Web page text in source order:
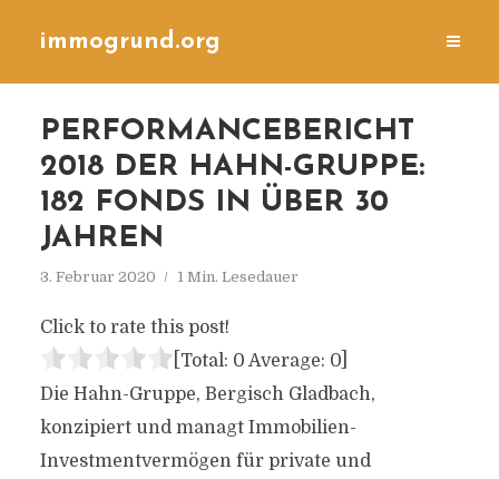
immogrund.org
PERFORMANCEBERICHT
2018 DER HAHN-GRUPPE:
182 FONDS IN ÜBER 30
JAHREN
3. Februar 2020 1 Min. Lesedauer
Click to rate this post!
[Total: 0 Average: 0]
Die Hahn-Gruppe, Bergisch Gladbach,
konzipiert und managt Immobilien-
Investmentvermögen für private und